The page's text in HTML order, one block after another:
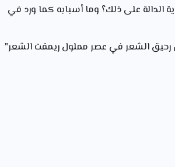
الدالة على ذلك؟ وما أسبابه كما ورد في
رحيق الشعر في عصر مملول ريمقت الشعر"